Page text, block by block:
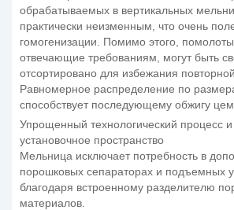
обрабатываемых в вертикальных
практически неизменным, что очень
гомогенизации. Помимо этого,
отвечающие требованиям, могут быть
отсортировано для избежания
Равномерное распределение по
способствует последующему обжигу
Упрощенный технологический процесс
установочное пространство
Мельница исключает потребность в
порошковых сепараторах и подъемных
благодаря встроенному разделителю
материалов.